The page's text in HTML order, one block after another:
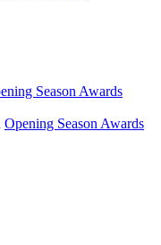
Season Awards
Opening Season Awards